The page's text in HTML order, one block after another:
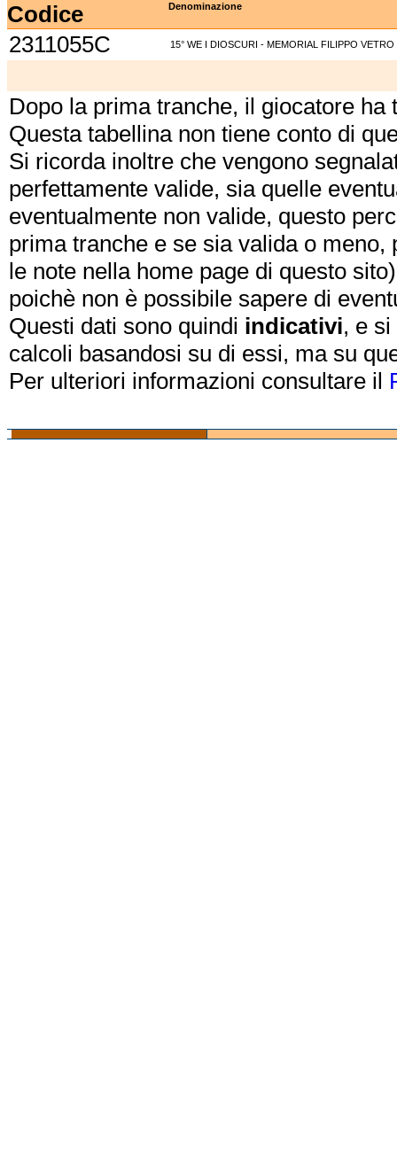
Codice Denominazione
2311055C 15° WE I DIOSCURI - MEMORIAL FILIPPO VETRO
Dopo la prima tranche, il giocatore
Questa tabellina non tiene conto di
Si ricorda inoltre che vengono
perfettamente valide, sia quelle
eventualmente non valide, questo
prima tranche e se sia valida o
le note nella home page di questo
poichè non è possibile sapere di
Questi dati sono quindi indicativi, e
calcoli basandosi su di essi, ma su
Per ulteriori informazioni consultare il